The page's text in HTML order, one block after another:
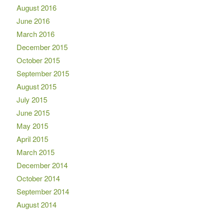
August 2016
June 2016
March 2016
December 2015
October 2015
September 2015
August 2015
July 2015
June 2015
May 2015
April 2015
March 2015
December 2014
October 2014
September 2014
August 2014